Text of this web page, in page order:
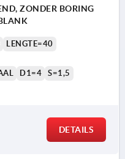
ZONDER BORING
LENGTE=40
D1=4 S=1,5
DETAILS